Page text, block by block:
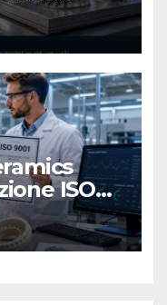
3D
alla filiera
ISO
di